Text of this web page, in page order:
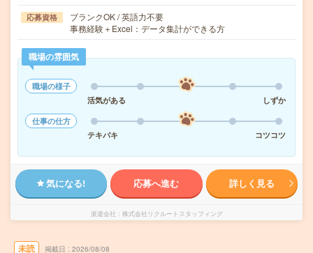
応募資格
ブランクOK / 英語力不要
事務経験＋Excel：データ集計ができる方
職場の雰囲気
職場の様子
活気がある
しずか
仕事の仕方
テキパキ
コツコツ
気になる! 応募へ進む 詳しく見る
派遣会社 株式会社リクルートスタッフィング
未読 掲載日 2026/08/08